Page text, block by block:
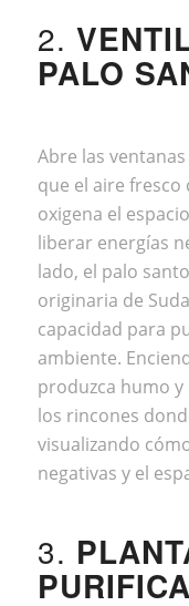
2.
PALO
Abre las
que el aire fresco
oxigena el
liberar energías
lado, el palo
originaria de
capacidad para
ambiente.
produzca humo
los rincones
visualizando
negativas y el
3.